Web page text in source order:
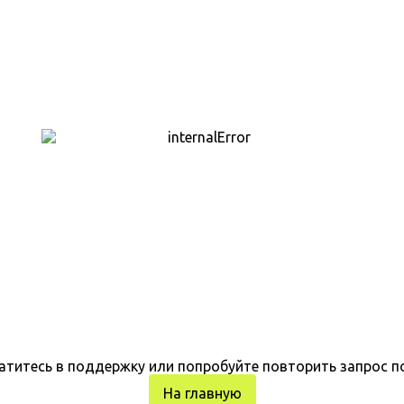
в поддержку или попробуйте повторить запрос
На главную